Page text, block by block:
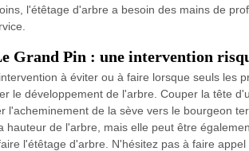
l'étêtage d'arbre a besoin des mains de
Grand Pin : une intervention
à éviter ou à faire lorsque seuls les
le développement de l'arbre. Couper la tête
l'acheminement de la sève vers le bourgeon
hauteur de l'arbre, mais elle peut être
l'étêtage d'arbre. N'hésitez pas à faire